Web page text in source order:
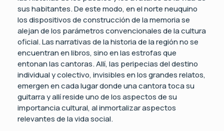
sus habitantes. De este modo, en el norte neuquino
los dispositivos de construcción de la memoria se
alejan de los parámetros convencionales de la cultura
oficial. Las narrativas de la historia de la región no se
encuentran en libros, sino en las estrofas que
entonan las cantoras. Allí, las peripecias del destino
individual y colectivo, invisibles en los grandes relatos,
emergen en cada lugar donde una cantora toca su
guitarra y allí reside uno de los aspectos de su
importancia cultural, al inmortalizar aspectos
relevantes de la vida social.